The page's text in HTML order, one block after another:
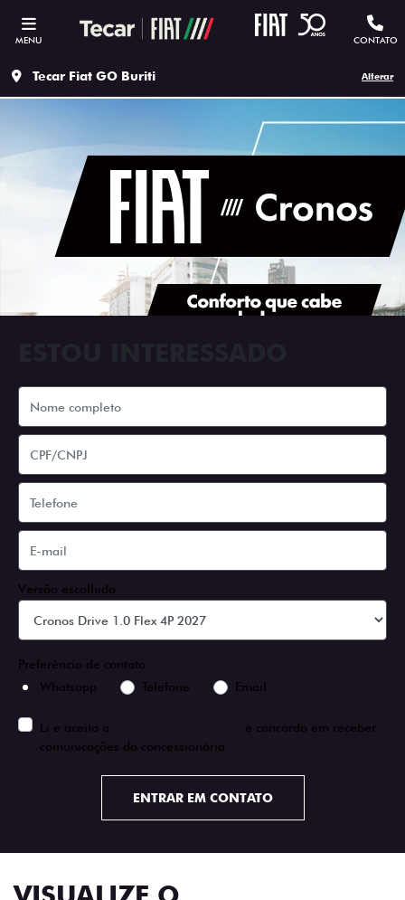
MENU CONTATO
Tecar Fiat GO Buriti Alterar
Versão escolhida
Preferência de contato:
Whatsapp
Telefone Email
Li e aceito a
e concordo em receber
comunicações da concessionária.
ENTRAR EM CONTATO